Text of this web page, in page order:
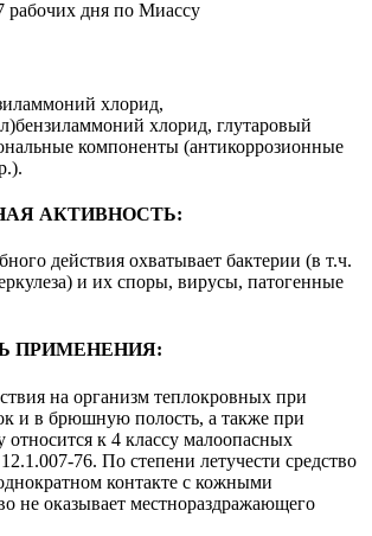
рабочих дня по Миассу
хлорид,
хлорид, глутаровый
компоненты (антикоррозионные
АКТИВНОСТЬ:
действия охватывает бактерии (в т.ч.
и их споры, вирусы, патогенные
ПРИМЕНЕНИЯ:
на организм теплокровных при
и в брюшную полость, а также при
относится к 4 классу малоопасных
76. По степени летучести средство
контакте с кожными
не оказывает местнораздражающего